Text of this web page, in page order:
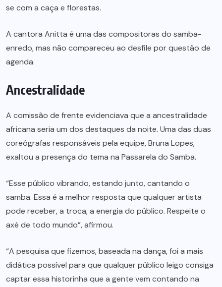
se com a caça e florestas.
A cantora Anitta é uma das compositoras do samba-
enredo, mas não compareceu ao desfile por questão de
agenda.
Ancestralidade
A comissão de frente evidenciava que a ancestralidade
africana seria um dos destaques da noite. Uma das duas
coreógrafas responsáveis pela equipe, Bruna Lopes,
exaltou a presença do tema na Passarela do Samba.
“Esse público vibrando, estando junto, cantando o
samba. Essa é a melhor resposta que qualquer artista
pode receber, a troca, a energia do público. Respeite o
axé de todo mundo”, afirmou.
“A pesquisa que fizemos, baseada na dança, foi a mais
didática possível para que qualquer público leigo consiga
captar essa historinha que a gente vem contando na